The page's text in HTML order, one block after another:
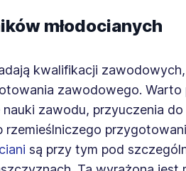
młodocianych
kwalifikacji
zawodowego. Warto
zawodu, przyuczenia do
są przy tym pod